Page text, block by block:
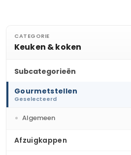
CATEGORIE
Keuken & koken
Subcategorieën
Gourmetstellen
Geselecteerd
Algemeen
Afzuigkappen